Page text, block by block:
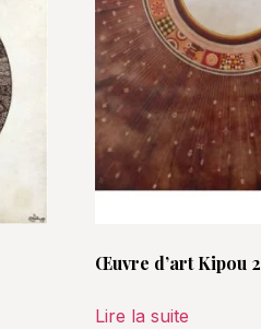
Œuvre d’art Kipou 2
Lire la suite